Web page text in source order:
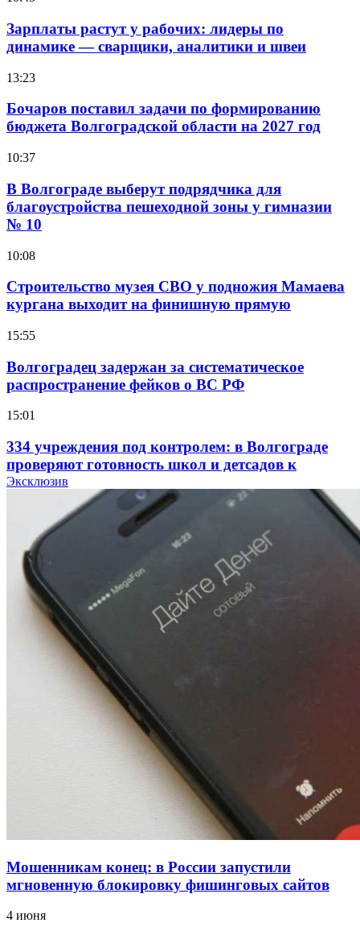
Зарплаты растут у рабочих: лидеры по
динамике — сварщики, аналитики и швеи
13:23
Бочаров поставил задачи по формированию
бюджета Волгоградской области на 2027 год
10:37
В Волгограде выберут подрядчика для
благоустройства пешеходной зоны у гимназии
№ 10
10:08
Строительство музея СВО у подножия Мамаева
кургана выходит на финишную прямую
15:55
Волгоградец задержан за систематическое
распространение фейков о ВС РФ
15:01
334 учреждения под контролем: в Волгограде
проверяют готовность школ и детсадов к
учебному году
Покушение на убийство в Волгограде: девушка
напала на незнакомую женщину с ножом
12:39
Сладкий праздник в Волгограде: в Центральном
парке прошёл фестиваль „Арбузный переполох“
Волгоградские компании нарастили экспорт:
заключены контракты на 3,6 млн долларов
Эксклюзив
Мошенникам конец: в России запустили
мгновенную блокировку фишинговых сайтов
4 июня